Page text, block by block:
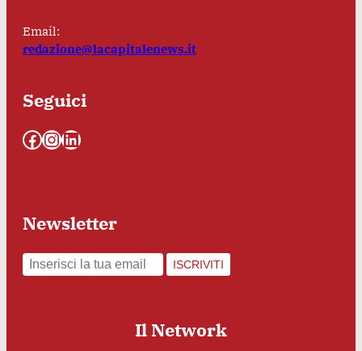
Email:
redazione@lacapitalenews.it
Seguici
Facebook InstagramLinkedIn
Newsletter
ISCRIVITI
Il Network